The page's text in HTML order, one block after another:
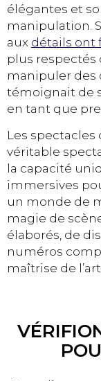
élégantes et
manipulation.
aux détails ont
plus respectés
manipuler des
témoignait de
en tant que
Les spectacles
véritable
la capacité
immersives
un monde de
magie de
élaborés, de
numéros
maîtrise de